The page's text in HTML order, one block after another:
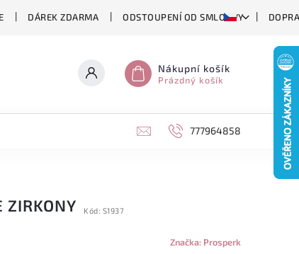
DÁREK ZDARMA ODSTOUPENÍ OD SMLOUVY
Nákupní košík
Prázdný košík
777964858
ZIRKONY Kód: S1937
Značka: Prosperk